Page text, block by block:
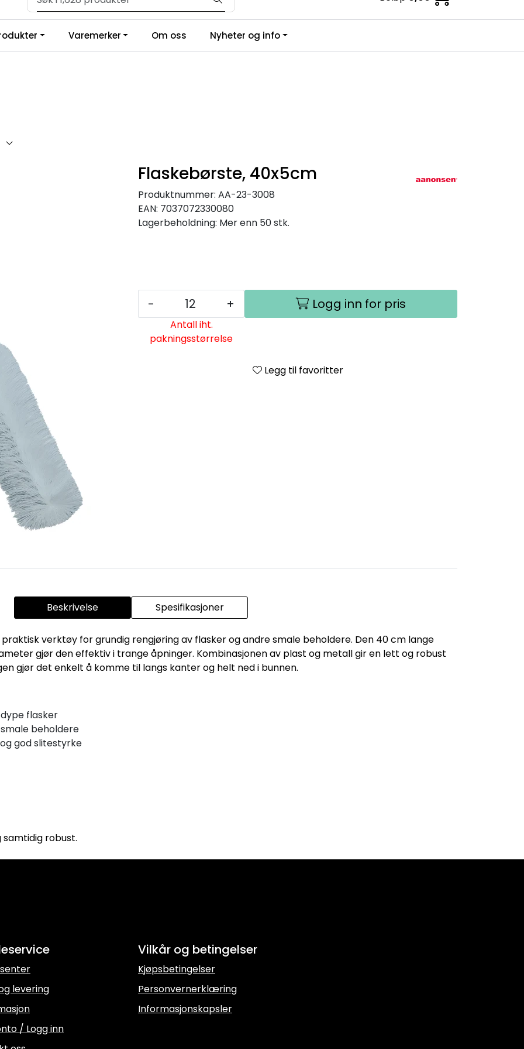
Velkommen til vår forhandlerportal
Varemerker Om oss Nyheter og info
Flaskebørste, 40x5cm
Produktnummer: AA-23-3008
EAN: 7037072330080
Lagerbeholdning: Mer enn 50 stk.
- +
Antall iht.
pakningsstørrelse
Logg inn for pris
Legg til favoritter
Beskrivelse Spesifikasjoner
verktøy for grundig rengjøring av flasker og andre smale beholdere. Den 40 cm lange
gjør den effektiv i trange åpninger. Kombinasjonen av plast og metall gir en lett og robust
gjør det enkelt å komme til langs kanter og helt ned i bunnen.
flasker
beholdere
god slitestyrke
robust.
levering
/ Logg inn
Vilkår og betingelser
Kjøpsbetingelser
Personvernerklæring
Informasjonskapsler